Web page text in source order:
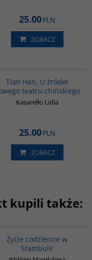
25.00PLN
ZOBACZ
Tian Han. U źródeł
teatru chińskiego
Kasarełło Lidia
25.00PLN
ZOBACZ
kupili także:
Życie codzienne w
Stambule